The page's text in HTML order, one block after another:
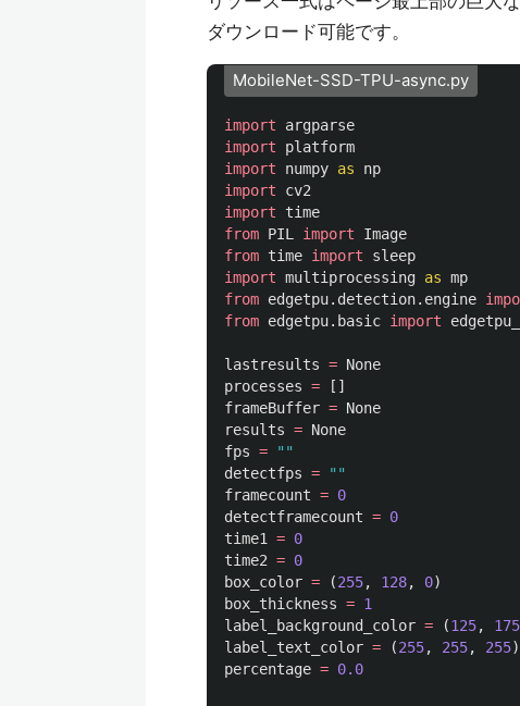
ダウンロード可能です。
MobileNet-SSD-TPU-async.py
import
argparse
import
platform
import
numpy as
np
import
cv2
import
time
from PIL import
Image
from time import
sleep
import multiprocessing as mp
from edgetpu.detection.engine
from edgetpu.basic import
lastresults = None
processes =
[]
frameBuffer = None
results = None
fps =
""
detectfps =
""
framecount = 0
detectframecount = 0
time1 = 0
time2 = 0
box_color = (255, 128, 0)
box_thickness = 1
label_background_color = (125, 175
label_text_color = (255, 255, 255)
percentage = 0.0